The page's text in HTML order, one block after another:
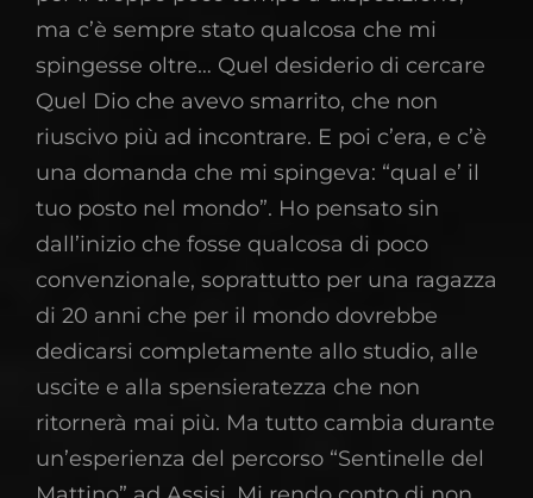
ma c’è sempre stato qualcosa che mi
spingesse oltre… Quel desiderio di cercare
Quel Dio che avevo smarrito, che non
riuscivo più ad incontrare. E poi c’era, e c’è
una domanda che mi spingeva: “qual e’ il
tuo posto nel mondo”. Ho pensato sin
dall’inizio che fosse qualcosa di poco
convenzionale, soprattutto per una ragazza
di 20 anni che per il mondo dovrebbe
dedicarsi completamente allo studio, alle
uscite e alla spensieratezza che non
ritornerà mai più. Ma tutto cambia durante
un’esperienza del percorso “Sentinelle del